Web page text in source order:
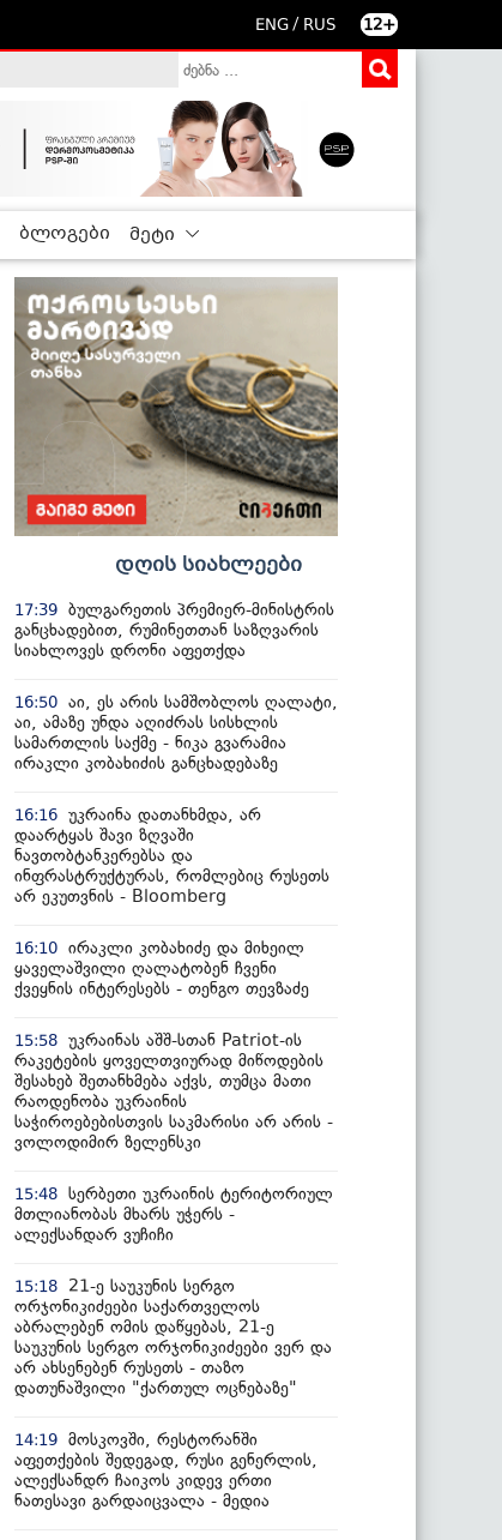
ENG / RUS 12+
ბლოგები მეტი
დღის სიახლეები
17:39 ბულგარეთის პრემიერ-მინისტრის
განცხადებით, რუმინეთთან საზღვარის
სიახლოვეს დრონი აფეთქდა
16:50 აი, ეს არის სამშობლოს ღალატი,
აი, ამაზე უნდა აღიძრას სისხლის
სამართლის საქმე - ნიკა გვარამია
ირაკლი კობახიძის განცხადებაზე
16:16 უკრაინა დათანხმდა, არ
დაარტყას შავი ზღვაში
ნავთობტანკერებსა და
ინფრასტრუქტურას, რომლებიც რუსეთს
არ ეკუთვნის - Bloomberg
16:10 ირაკლი კობახიძე და მიხეილ
ყაველაშვილი ღალატობენ ჩვენი
ქვეყნის ინტერესებს - თენგო თევზაძე
15:58 უკრაინას აშშ-სთან Patriot-ის
რაკეტების ყოველთვიურად მიწოდების
შესახებ შეთანხმება აქვს, თუმცა მათი
რაოდენობა უკრაინის
საჭიროებებისთვის საკმარისი არ არის -
ვოლოდიმირ ზელენსკი
15:48 სერბეთი უკრაინის ტერიტორიულ
მთლიანობას მხარს უჭერს -
ალექსანდარ ვუჩიჩი
15:18
21-ე საუკუნის სერგო
ორჯონიკიძეები საქართველოს
აბრალებენ ომის დაწყებას, 21-ე
საუკუნის სერგო ორჯონიკიძეები ვერ და
არ ახსენებენ რუსეთს - თაზო
დათუნაშვილი "ქართულ ოცნებაზე"
14:19 მოსკოვში, რესტორანში
აფეთქების შედეგად, რუსი გენერლის,
ალექსანდრ ჩაიკოს კიდევ ერთი
ნათესავი გარდაიცვალა - მედია